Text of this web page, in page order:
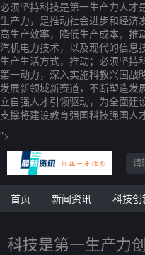
必须坚持科技是第一生产力人才
生产力，是推动社会进步和经济
高生产效率，降低生产成本，推
汽机电力技术，以及现代的信息
生产生活方式，推动；必须坚持
第一动力，深入实施科教兴国战
发展新领域新赛道，不断塑造发
立自强人才引领驱动，为全面建
支撑将建设教育强国科技强国人
">
首页 新闻资讯 科技创
科技是第一生产力